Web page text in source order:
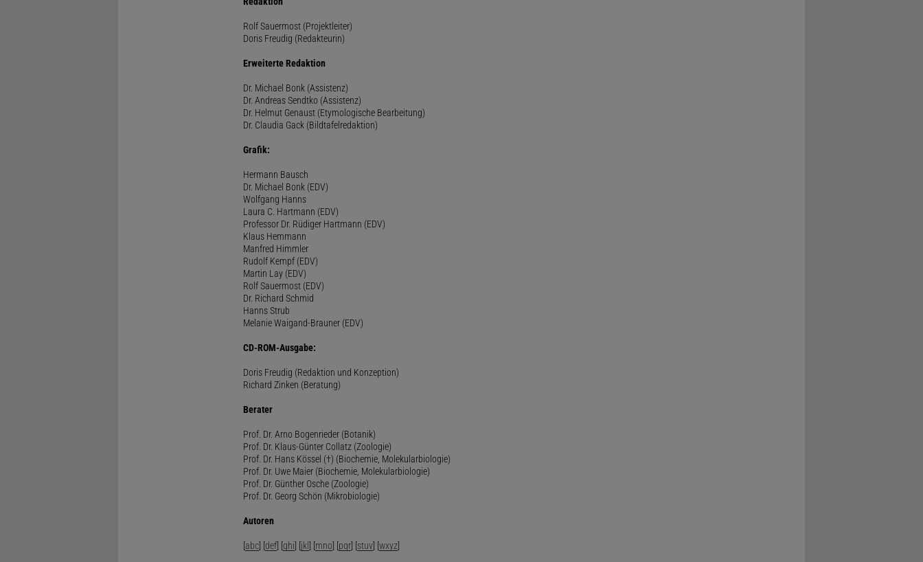
Rolf Sauermost (Projektleiter)
Doris Freudig (Redakteurin)
Erweiterte Redaktion
Dr. Michael Bonk (Assistenz)
Dr. Andreas Sendtko (Assistenz)
Dr. Helmut Genaust (Etymologische Bearbeitung)
Dr. Claudia Gack (Bildtafelredaktion)
Grafik:
Hermann Bausch
Dr. Michael Bonk (EDV)
Wolfgang Hanns
Laura C. Hartmann (EDV)
Professor Dr. Rüdiger Hartmann (EDV)
Klaus Hemmann
Manfred Himmler
Rudolf Kempf (EDV)
Martin Lay (EDV)
Rolf Sauermost (EDV)
Dr. Richard Schmid
Hanns Strub
Melanie Waigand-Brauner (EDV)
CD-ROM-Ausgabe:
Doris Freudig (Redaktion und Konzeption)
Richard Zinken (Beratung)
Berater
Prof. Dr. Arno Bogenrieder (Botanik)
Prof. Dr. Klaus-Günter Collatz (Zoologie)
Prof. Dr. Hans Kössel (†) (Biochemie, Molekularbiologie)
Prof. Dr. Uwe Maier (Biochemie, Molekularbiologie)
Prof. Dr. Günther Osche (Zoologie)
Prof. Dr. Georg Schön (Mikrobiologie)
Autoren
[abc] [def] [ghi] [jkl] [mno] [pqr] [stuv] [wxyz]